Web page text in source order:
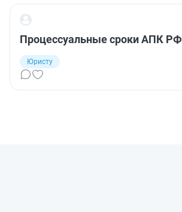
Процессуальные сроки АПК РФ
Юристу